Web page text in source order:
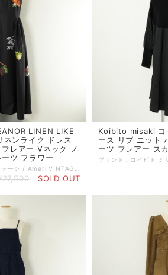
LINEN LIKE
ネンライク ドレス
レアー Vネック ノ
ツ フラワー
SOLD OUT
Koibito misaki コ
ース リブ ニット
ーツ フレアー ス